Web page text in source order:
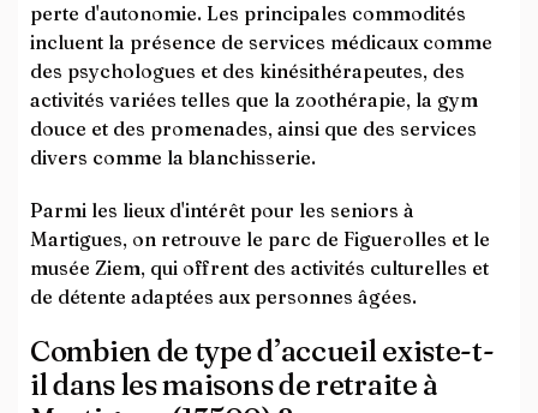
perte d'autonomie. Les principales commodités
incluent la présence de services médicaux comme
des psychologues et des kinésithérapeutes, des
activités variées telles que la zoothérapie, la gym
douce et des promenades, ainsi que des services
divers comme la blanchisserie.
Parmi les lieux d'intérêt pour les seniors à
Martigues, on retrouve le parc de Figuerolles et le
musée Ziem, qui offrent des activités culturelles et
de détente adaptées aux personnes âgées.
Combien de type d’accueil existe-t-
il dans les maisons de retraite à